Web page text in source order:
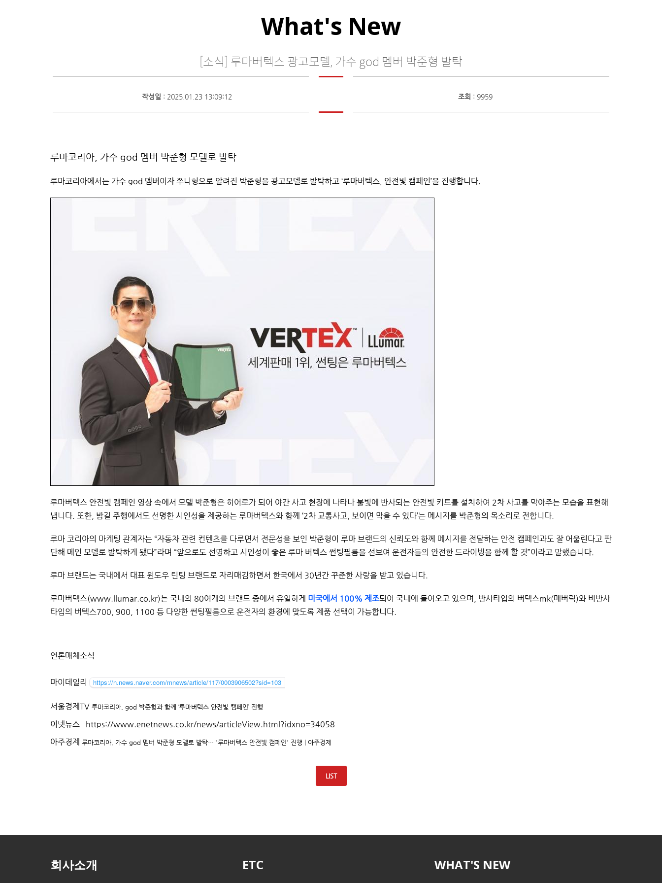
What's New
[소식] 루마버텍스 광고모델, 가수 god 멤버 박준형 발탁
작성일 : 2025.01.23 13:09:12 조회 : 9959
루마코리아 가수 god 멤버 박준형 모델로 발탁
루마코리아에서는 가수 god 멤버이자 쭈니형으로 알려진 박준형을 광고모델로 발탁하고 ‘루마버텍스 안전빛 캠페인’을 진행합니다.
루마버텍스 안전빛 캠페인 영상 속에서 모델 박준형은 히어로가 되어 야간 사고 현장에 나타나 불빛에 반사되는 안전빛 키트를 설치하여 2차 사고를 막아주는 모습을 표현해
냅니다. 또한, 밤길 주행에서도 선명한 시인성을 제공하는 루마버텍스와 함께 ‘2차 교통사고 보이면 막을 수 있다’는 메시지를 박준형의 목소리로 전합니다.
루마 코리아의 마케팅 관계자는 “자동차 관련 컨텐츠를 다루면서 전문성을 보인 박준형이 루마 브랜드의 신뢰도와 함께 메시지를 전달하는 안전 캠페인과도 잘 어울린다고 판
단해 메인 모델로 발탁하게 됐다”라며 “앞으로도 선명하고 시인성이 좋은 루마 버텍스 썬팅필름을 선보여 운전자들의 안전한 드라이빙을 함께 할 것”이라고 말했습니다.
루마 브랜드는 국내에서 대표 윈도우 틴팅 브랜드로 자리매김하면서 한국에서 30년간 꾸준한 사랑을 받고 있습니다.
루마버텍스(www.llumar.co.kr)는 국내의 80여개의 브랜드 중에서 유일하게 미국에서 100% 제조되어 국내에 들여오고 있으며
반사타입의 버텍스mk(매버릭)와 비반사
타입의 버텍스700, 900, 1100 등 다양한 썬팅필름으로 운전자의 환경에 맞도록 제품 선택이 가능합니다.
언론매체소식
마이데일리 https://n.news.naver.com/mnews/article/117/0003906502?sid=103
서울경제TV 루마코리아, god 박준형과 함께 ‘루마버텍스 안전빛 캠페인’ 진행
이넷뉴스 https://www.enetnews.co.kr/news/articleView.html?idxno=34058
아주경제 루마코리아, 가수 god 멤버 박준형 모델로 발탁… '루마버텍스 안전빛 캠페인' 진행 | 아주경제
LIST
회사소개 ETC WHAT'S NEW